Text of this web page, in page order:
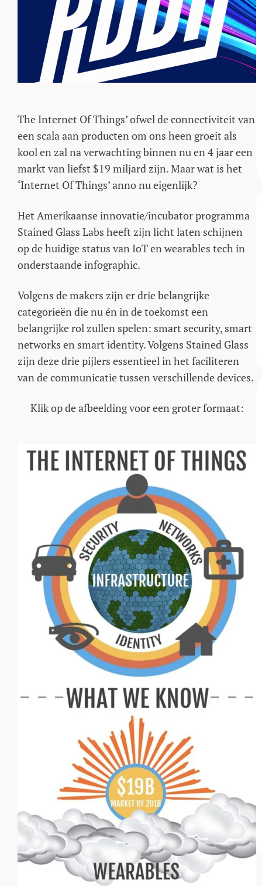
The Internet Of Things’ ofwel de connectiviteit van
een scala aan producten om ons heen groeit als
kool en zal na verwachting binnen nu en 4 jaar een
markt van liefst $19 miljard zijn. Maar wat is het
‘Internet Of Things’ anno nu eigenlijk?
Het Amerikaanse innovatie/incubator programma
Stained Glass Labs heeft zijn licht laten schijnen
op de huidige status van IoT en wearables tech in
onderstaande infographic.
Volgens de makers zijn er drie belangrijke
categorieën die nu én in de toekomst een
belangrijke rol zullen spelen: smart security, smart
networks en smart identity. Volgens Stained Glass
zijn deze drie pijlers essentieel in het faciliteren
van de communicatie tussen verschillende devices.
Klik op de afbeelding voor een groter formaat: